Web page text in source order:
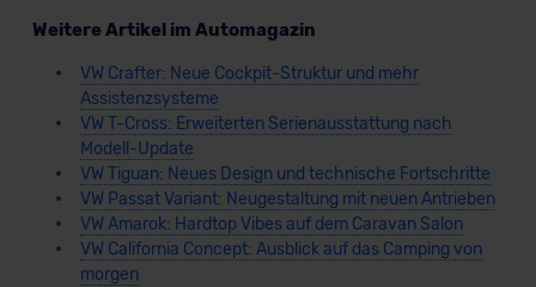
Weitere Artikel im Automagazin
VW Crafter: Neue Cockpit-Struktur und mehr
Assistenzsysteme
VW T-Cross: Erweiterten Serienausstattung nach
Modell-Update
VW Tiguan: Neues Design und technische Fortschritte
VW Passat Variant: Neugestaltung mit neuen Antrieben
VW Amarok: Hardtop Vibes auf dem Caravan Salon
VW California Concept: Ausblick auf das Camping von
morgen